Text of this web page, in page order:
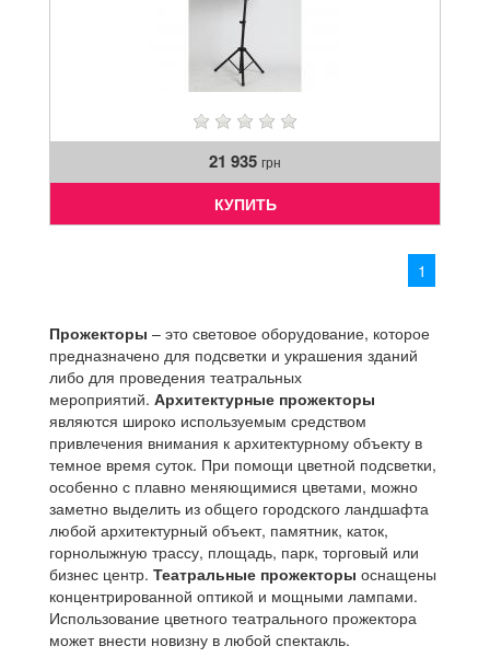
21 935 грн
КУПИТЬ
1
Прожекторы – это световое оборудование, которое
предназначено для подсветки и украшения зданий
либо для проведения театральных
мероприятий. Архитектурные прожекторы
являются широко используемым средством
привлечения внимания к архитектурному объекту в
темное время суток. При помощи цветной подсветки,
особенно с плавно меняющимися цветами, можно
заметно выделить из общего городского ландшафта
любой архитектурный объект, памятник, каток,
горнолыжную трассу, площадь, парк, торговый или
бизнес центр. Театральные прожекторы оснащены
концентрированной оптикой и мощными лампами.
Использование цветного театрального прожектора
может внести новизну в любой спектакль.